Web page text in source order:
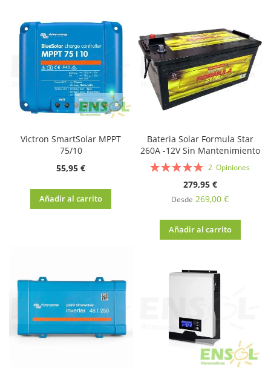
Victron SmartSolar MPPT
75/10
55,95 €
Añadir al carrito
Bateria Solar Formula Star
260A -12V Sin Mantenimiento
Valoración:
2Opiniones
279,95 €
Desde 269,00 €
Añadir al carrito